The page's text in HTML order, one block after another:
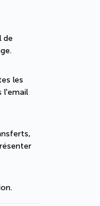
de
les
l'email